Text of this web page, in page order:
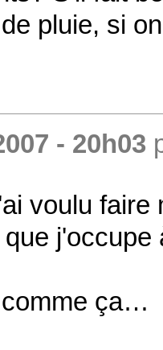
pluie, si
- 20h03
voulu
j'occupe
ça…